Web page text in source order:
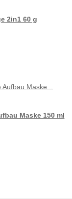
2in1 60 g
Maske 150 ml